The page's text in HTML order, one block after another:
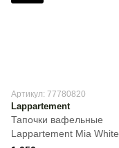
Артикул: 77780820
Lappartement
Тапочки вафельные
Lappartement Mia White,